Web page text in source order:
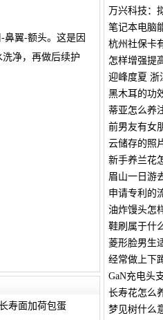
鼻翼-额头。这是因
净，再做后续护
寿面加荷包蛋
万兴科技：
笔记本电脑
杭州社保卡
怎样增强提
迎峰度夏 浙
黑木耳的功
蒂亚怎么养
前男友有女
云储存的照
新手养兰花
眉山一日游
申请专利的
油炸馒头怎
鞋刷属于什
菱形脸男生
经常做上下
GaN充电头
长寿花怎么
梦见树什么